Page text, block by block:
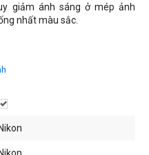
giảm ánh sáng ở mép ảnh
nhất màu sắc.
Nikon